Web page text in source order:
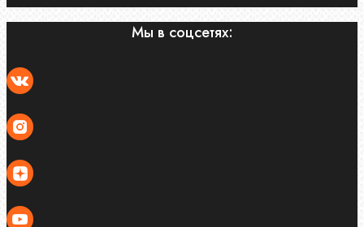
Мы в соцсетях: